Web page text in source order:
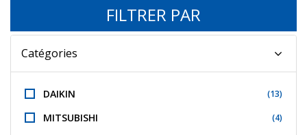
FILTRER PAR
Catégories
DAIKIN (13)
MITSUBISHI (4)